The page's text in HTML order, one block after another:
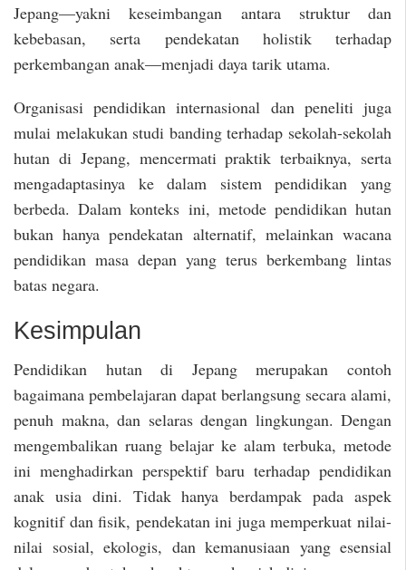
Jepang—yakni keseimbangan antara struktur dan
kebebasan, serta pendekatan holistik terhadap
perkembangan anak—menjadi daya tarik utama.
Organisasi pendidikan internasional dan peneliti juga
mulai melakukan studi banding terhadap sekolah-sekolah
hutan di Jepang, mencermati praktik terbaiknya, serta
mengadaptasinya ke dalam sistem pendidikan yang
berbeda. Dalam konteks ini, metode pendidikan hutan
bukan hanya pendekatan alternatif, melainkan wacana
pendidikan masa depan yang terus berkembang lintas
batas negara.
Kesimpulan
Pendidikan hutan di Jepang merupakan contoh
bagaimana pembelajaran dapat berlangsung secara alami,
penuh makna, dan selaras dengan lingkungan. Dengan
mengembalikan ruang belajar ke alam terbuka, metode
ini menghadirkan perspektif baru terhadap pendidikan
anak usia dini. Tidak hanya berdampak pada aspek
kognitif dan fisik, pendekatan ini juga memperkuat nilai-
nilai sosial, ekologis, dan kemanusiaan yang esensial